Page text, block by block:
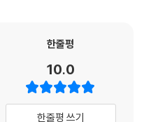
결국 땅이 오염되어 꽃이 말라
이릅니다. 마을 사람들은 잔뜩
용을 구리구리똥똥 행성 친구
한줄평
10.0
한줄평 쓰기